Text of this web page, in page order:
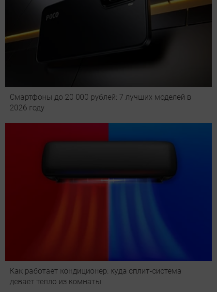
Смартфоны до 20 000 рублей: 7 лучших моделей в
2026 году
Как работает кондиционер: куда сплит-система
девает тепло из комнаты